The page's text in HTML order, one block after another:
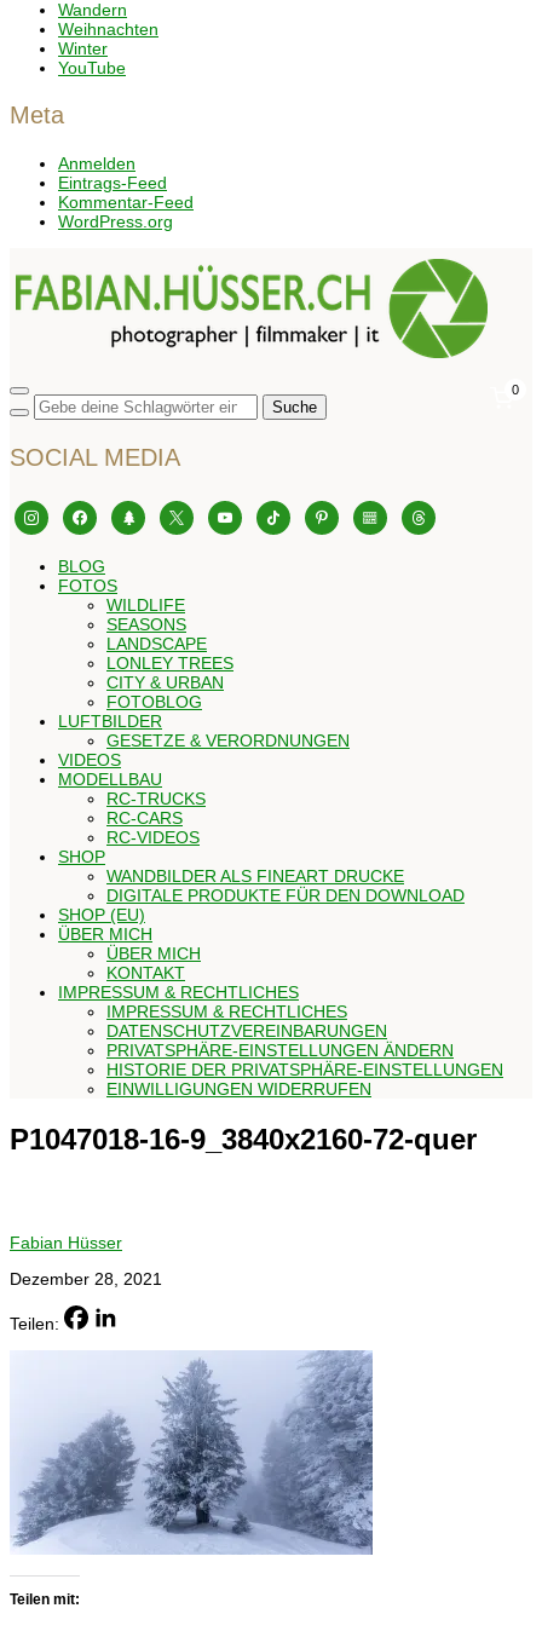
Wandern
Weihnachten
Winter
YouTube
Meta
Anmelden
Eintrags-Feed
Kommentar-Feed
WordPress.org
Seitenleiste
&
umschalten
0
SOCIAL MEDIA
instagramfacebook
tree x youtubetiktok pinteresteditor-
kitchensink
threads
BLOG
FOTOS
WILDLIFE
SEASONS
LANDSCAPE
LONLEY TREES
CITY & URBAN
FOTOBLOG
LUFTBILDER
GESETZE & VERORDNUNGEN
VIDEOS
MODELLBAU
RC-TRUCKS
RC-CARS
RC-VIDEOS
SHOP
WANDBILDER ALS FINEART DRUCKE
DIGITALE PRODUKTE FÜR DEN DOWNLOAD
SHOP (EU)
ÜBER MICH
ÜBER MICH
KONTAKT
IMPRESSUM & RECHTLICHES
IMPRESSUM & RECHTLICHES
DATENSCHUTZVEREINBARUNGEN
PRIVATSPHÄRE-EINSTELLUNGEN ÄNDERN
HISTORIE DER PRIVATSPHÄRE-EINSTELLUNGEN
EINWILLIGUNGEN WIDERRUFEN
P1047018-16-9_3840x2160-72-quer
Fabian Hüsser
Dezember 28, 2021
Teilen:
Teilen mit: